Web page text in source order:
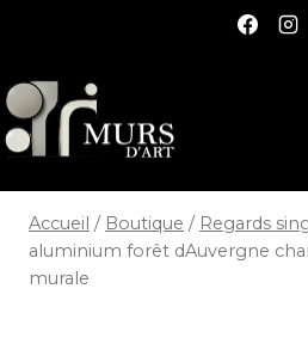
Accueil / Boutique / Regards
aluminium forêt dAuvergne
murale